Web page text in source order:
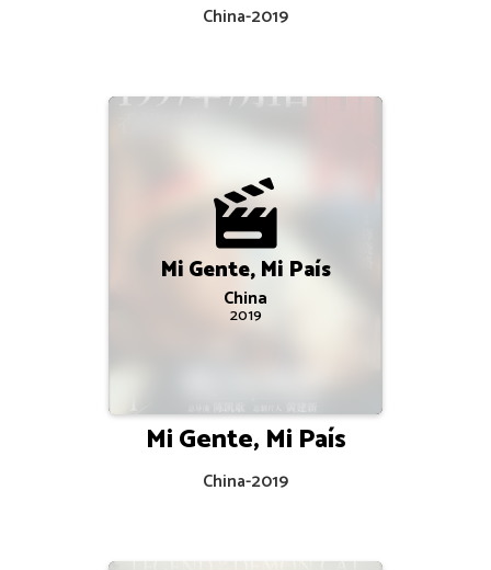
China-2019
Mi Gente, Mi País
China
2019
Mi Gente, Mi País
China-2019